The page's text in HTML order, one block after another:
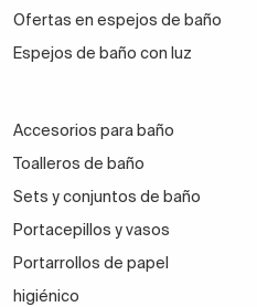
Ofertas en espejos de baño
Espejos de baño con luz
Accesorios para baño
Toalleros de baño
Sets y conjuntos de baño
Portacepillos y vasos
Portarrollos de papel
higiénico